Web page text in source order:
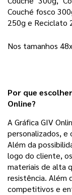
Couché fosco
250g e Reciclato
Nos tamanhos
Por que
Online?
A Gráfica GIV
personalizados, e
Além da
logo do cliente,
materiais de alta
resistência. Além
competitivos e